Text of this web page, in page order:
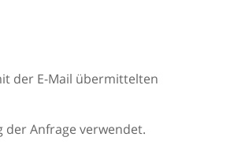
der E-Mail übermittelten
der Anfrage verwendet.